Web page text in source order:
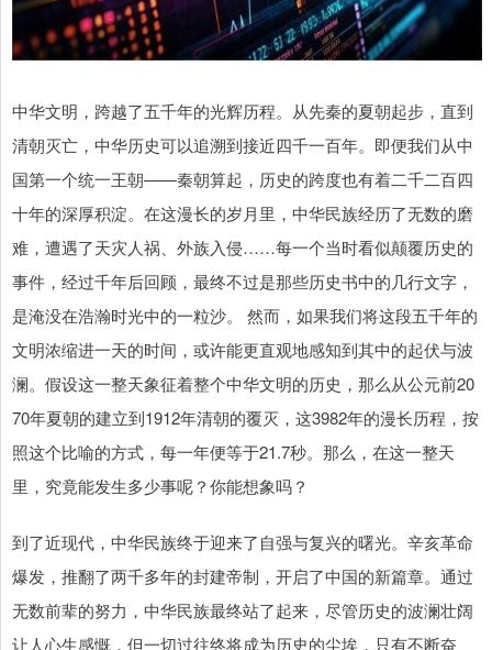
中华文明，跨越了五千年的光辉历程。从先秦的夏朝起步，直到
清朝灭亡，中华历史可以追溯到接近四千一百年。即便我们从中
国第一个统一王朝——秦朝算起，历史的跨度也有着二千二百四
十年的深厚积淀。在这漫长的岁月里，中华民族经历了无数的磨
难，遭遇了天灾人祸、外族入侵……每一个当时看似颠覆历史的
事件，经过千年后回顾，最终不过是那些历史书中的几行文字，
是淹没在浩瀚时光中的一粒沙。 然而，如果我们将这段五千年的
文明浓缩进一天的时间，或许能更直观地感知到其中的起伏与波
澜。假设这一整天象征着整个中华文明的历史，那么从公元前20
70年夏朝的建立到1912年清朝的覆灭，这3982年的漫长历程，按
照这个比喻的方式，每一年便等于21.7秒。那么，在这一整天
里，究竟能发生多少事呢？你能想象吗？
到了近现代，中华民族终于迎来了自强与复兴的曙光。辛亥革命
爆发，推翻了两千多年的封建帝制，开启了中国的新篇章。通过
无数前辈的努力，中华民族最终站了起来，尽管历史的波澜壮阔
让人心生感慨，但一切过往终将成为历史的尘埃，只有不断奋